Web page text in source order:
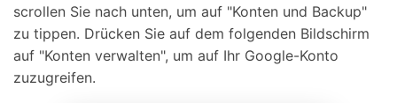
scrollen Sie nach unten, um auf "Konten und Backup"
zu tippen. Drücken Sie auf dem folgenden Bildschirm
auf "Konten verwalten", um auf Ihr Google-Konto
zuzugreifen.